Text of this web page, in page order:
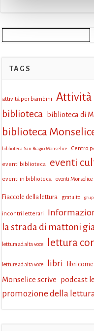
TAGS
attività per bambini Attività
biblioteca biblioteca di
biblioteca
biblioteca San Biagio Monselice Centro
eventi biblioteca eventi
eventi in biblioteca eventi Monselice
Fiaccole della lettura gratuito
incontri letterari
la strada di mattoni
lettura ad alta voce lettura
letture ad alta voce libri libri
Monselice scrive podcast
promozione della